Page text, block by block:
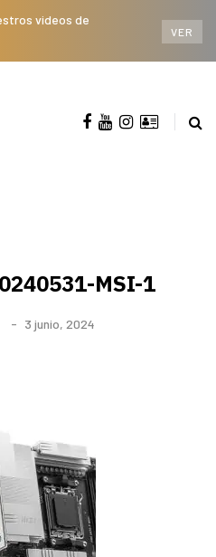
videos de
VER
MSI-1
3 junio, 2024